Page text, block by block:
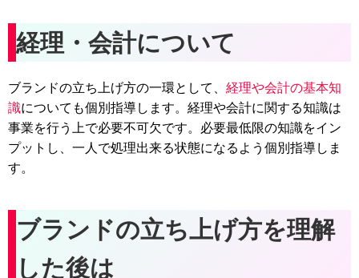
経理・会計について
ブランドの立ち上げ方の一環として、 経理や会計の基本知
識についても個別指導します。経理や会計に関する知識は
事業を行う上で必要不可欠です。必要最低限の知識をイン
プットし、一人で処理出来る状態になるよう個別指導しま
す。
ブランドの立ち上げ方を理解
した後は